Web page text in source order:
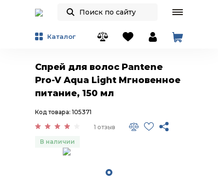
Каталог
Спрей для волос Pantene
Pro-V Aqua Light Мгновенное
питание, 150 мл
1 отзыв
Код товара: 105371
В наличии